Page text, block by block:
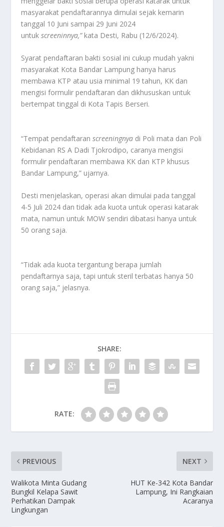
masyarakat pendaftarannya dimulai sejak kemarin
tanggal 10 Juni sampai 29 Juni 2024
untukscreeninnya,”kata Desti, Rabu (12/6/2024).
Syarat pendaftaran bakti sosial ini cukup mudah yakni
masyarakat Kota Bandar Lampung hanya harus
membawa KTP atau usia minimal 19 tahun, KK dan
mengisi formulir pendaftaran dan dikhususkan untuk
bertempat tinggal di Kota Tapis Berseri.
“Tempat pendaftaranscreeningnya di Poli mata dan Poli
Kebidanan RS A Dadi Tjokrodipo, caranya mengisi
formulir pendaftaran membawa KK dan KTP khusus
Bandar Lampung,” ujarnya.
Desti menjelaskan, operasi akan dimulai pada tanggal
4-5 Juli 2024 dan tidak ada kuota untuk operasi katarak
mata, namun untuk MOW sendiri dibatasi hanya untuk
50 orang saja.
“Tidak ada kuota tergantung berapa jumlah
pendaftarnya saja, tapi untuk steril terbatas hanya 50
orang saja,” jelasnya.
SHARE:
RATE:
PREVIOUS
Walikota Minta Gudang
Bungkil Kelapa Sawit
Perhatikan Dampak
Lingkungan
NEXT
HUT Ke-342 Kota Bandar
Lampung, Ini Rangkaian
Acaranya